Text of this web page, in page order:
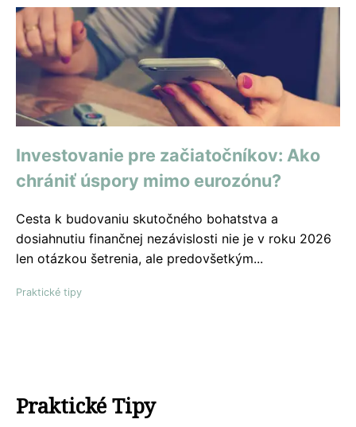
Investovanie pre začiatočníkov: Ako
chrániť úspory mimo eurozónu?
Cesta k budovaniu skutočného bohatstva a
dosiahnutiu finančnej nezávislosti nie je v roku 2026
len otázkou šetrenia, ale predovšetkým...
Praktické tipy
Praktické Tipy